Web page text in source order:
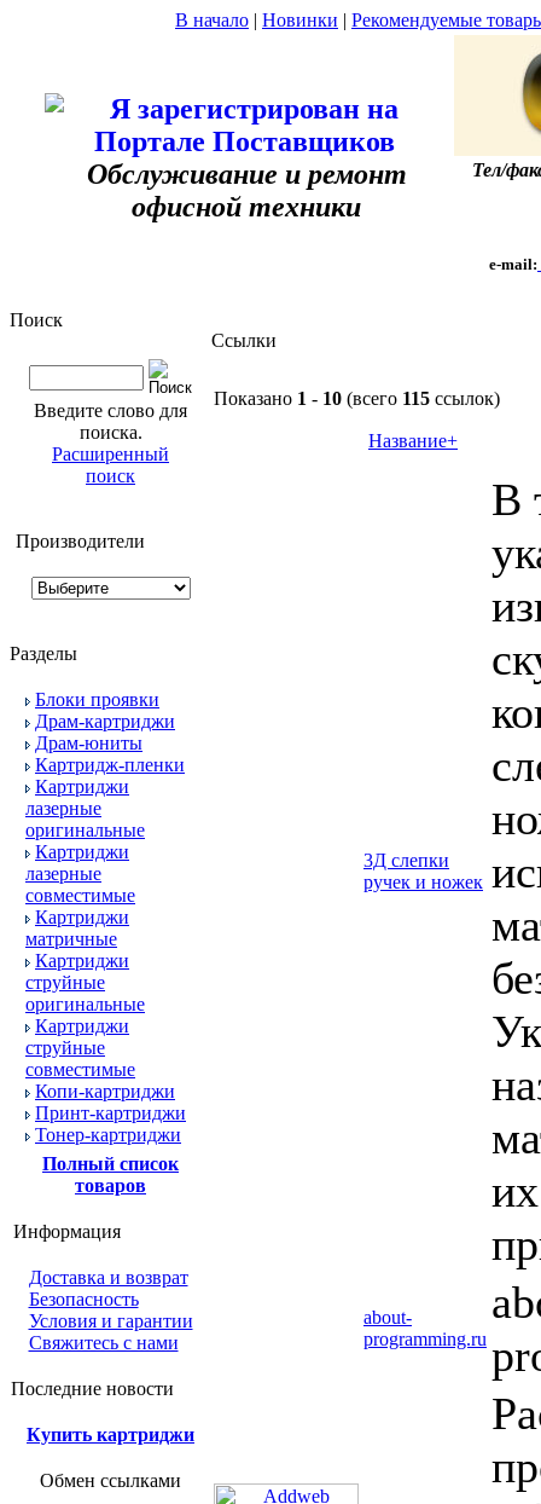
В начало | Новинки | Рекомендуемые
Обслуживание и ремонт
офисной техники
Тел/
e-mail:
Поиск
Введите слово для
поиска.
Расширенный
поиск
Производители
Разделы
Блоки проявки
Драм-картриджи
Драм-юниты
Картридж-пленки
Картриджи
лазерные
оригинальные
Картриджи
лазерные
совместимые
Картриджи
матричные
Картриджи
струйные
оригинальные
Картриджи
струйные
совместимые
Копи-картриджи
Принт-картриджи
Тонер-картриджи
Полный список
товаров
Информация
Доставка и возврат
Безопасность
Условия и гарантии
Свяжитесь с нами
Последние новости
Купить картриджи
Обмен ссылками
Ссылки
Показано 1 - 10 (всего 115 ссылок)
Название+
3Д слепки
ручек и ножек
В
about-
programming.ru